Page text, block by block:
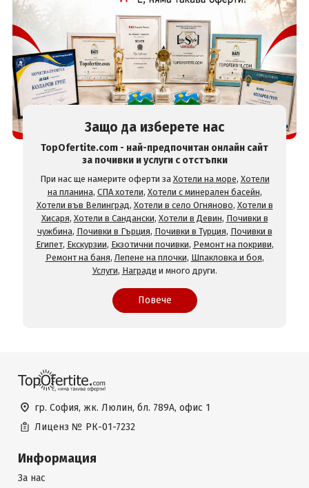
Защо да изберете нас
TopOfertite.com - най-предпочитан онлайн сайт
за почивки и услуги с отстъпки
При нас ще намерите оферти за Хотели на море, Хотели
на планина, СПА хотели, Хотели с минерален басейн,
Хотели във Велинград, Хотели в село Огняново, Хотели в
Хисаря, Хотели в Сандански, Хотели в Девин, Почивки в
чужбина, Почивки в Гърция, Почивки в Турция, Почивки в
Египет, Екскурзии, Екзотични почивки, Ремонт на покриви,
Ремонт на баня, Лепене на плочки, Шпакловка и боя,
Услуги, Награди и много други.
Повече
гр. София, жк. Люлин, бл. 789А, офис 1
Лиценз № РК-01-7232
Информация
За нас